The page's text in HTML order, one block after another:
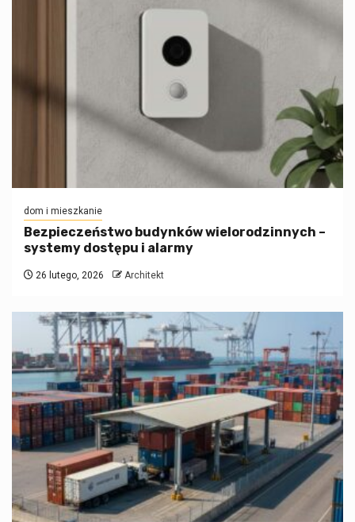
dom i mieszkanie
Bezpieczeństwo budynków wielorodzinnych –
systemy dostępu i alarmy
26 lutego, 2026 Architekt